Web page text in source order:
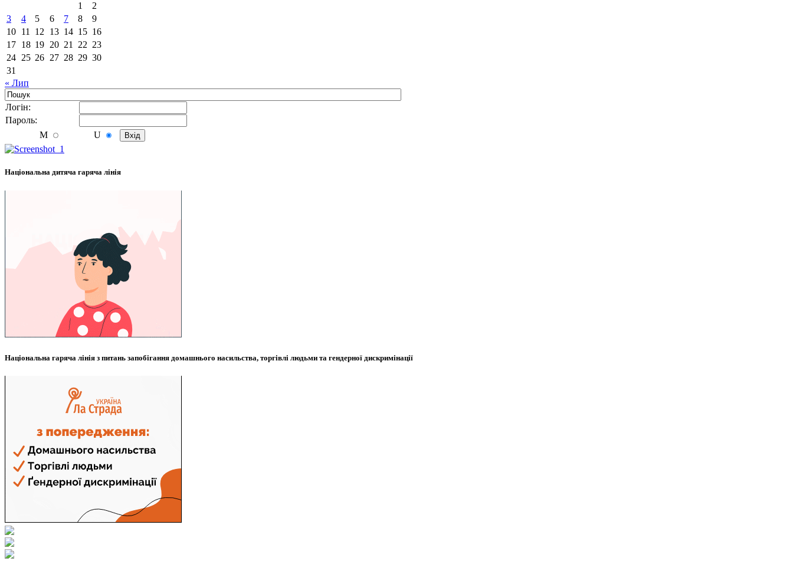
1
2
3
4 5 6 7 8
9
10 11 12 13 14 15 16
17 18 19 20 21 22 23
24 25 26 27 28 29 30
31
« Лип
Логiн:
Пароль:
M
U
Національна дитяча гаряча лінія
Національна гаряча лінія з питань запобігання домашнього насильства, торгівлі людьми та гендерної дискримінації